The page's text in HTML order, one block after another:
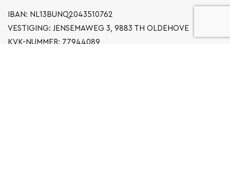
IBAN: NL13BUNQ2043510762
VESTIGING: JENSEMAWEG 3, 9883 TH OLDEHOVE
KVK-NUMMER: 77944089